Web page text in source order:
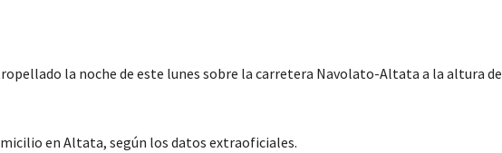
la noche de este lunes sobre la carretera Navolato-Altata a la altura de
en Altata, según los datos extraoficiales.